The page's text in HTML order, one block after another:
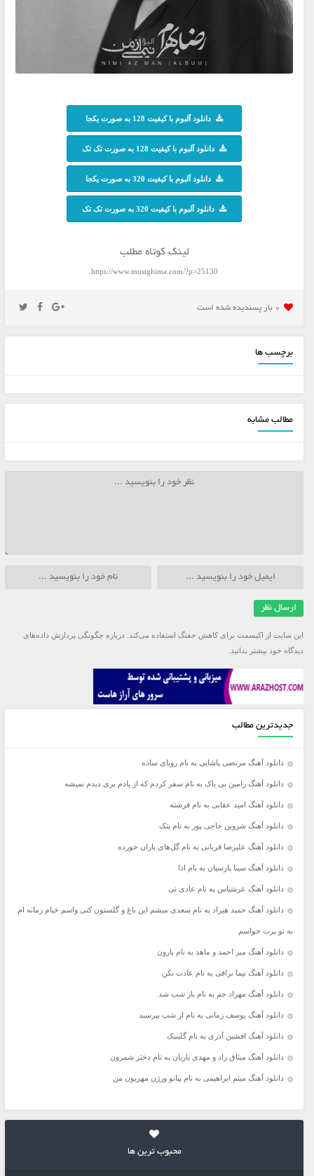
دانلود آلبوم با کیفیت 128 به صورت یکجا
دانلود آلبوم با کیفیت 128 به صورت تک تک
دانلود آلبوم با کیفیت 320 به صورت یکجا
دانلود آلبوم با کیفیت 320 به صورت تک تک
لینک کوتاه مطلب
https://www.musighima.com/?p=25130
0 بار پسنديده شده است
برچسب ها
مطالب مشابه
این سایت از اکیسمت برای کاهش جفنگ استفاده می‌کند. درباره چگونگی پردازش داده‌های
دیدگاه خود بیشتر بدانید.
جدیدترین مطالب
دانلود آهنگ مرتضی پاشایی به نام رویای ساده
دانلود آهنگ رامین بی باک به نام سفر کردم که از یادم بری دیدم نمیشه
دانلود آهنگ امید عقابی به نام فرشته
دانلود آهنگ شروین حاجی پور به نام پتک
دانلود آهنگ علیرضا قربانی به نام گل‌های باران خورده
دانلود آهنگ سینا پارسیان به نام ادا
دانلود آهنگ عرشیاس به نام عادی نی
دانلود آهنگ حمید هیراد به نام سعدی میشم این باغ و گلستون کنی واسم خیام زمانه ام
به تو پرت حواسم
دانلود آهنگ میر احمد و ماهد به نام بارون
دانلود آهنگ نیما نراقی به نام عادت نکن
دانلود آهنگ مهراد جم به نام باز شب شد
دانلود آهنگ یوسف زمانی به نام از شب بپرسید
دانلود آهنگ افشین آذری به نام گلینیک
دانلود آهنگ میثاق راد و مهدی یاریان به نام دختر شمرون
دانلود آهنگ میثم ابراهیمی به نام پیانو ورژن مهربون من
محبوب ترین ها